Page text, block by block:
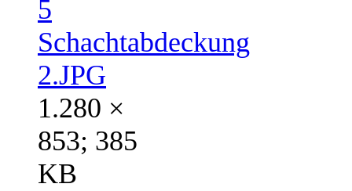
5
Schachtabdeckung
2.JPG
1.280 ×
853; 385
KB